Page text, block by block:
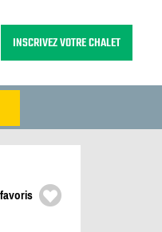
INSCRIVEZ VOTRE CHALET